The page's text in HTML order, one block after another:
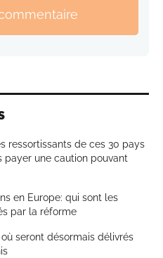
ressortissants de ces 30 pays
payer une caution pouvant
en Europe: qui sont les
par la réforme
seront désormais délivrés